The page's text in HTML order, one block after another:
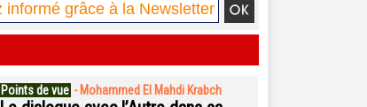
Points de vue - Mohammed El Mahdi Krabch